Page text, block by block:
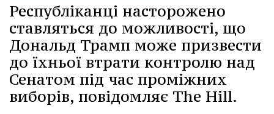
Республіканці насторожено
ставляться до можливості, що
Дональд Трамп може призвести
до їхньої втрати контролю над
Сенатом під час проміжних
виборів, повідомляє The Hill.